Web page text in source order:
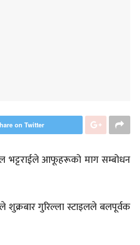
on Twitter
भट्टराईले आफूहरूको माग सम्बोधन
गुरिल्ला स्टाइलले बलपूर्वक